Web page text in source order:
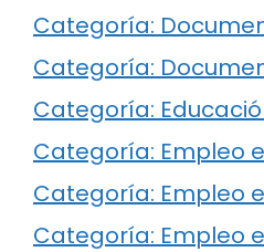
Categoría:
Categoría:
Categoría:
Categoría: Empleo
Categoría: Empleo
Categoría: Empleo